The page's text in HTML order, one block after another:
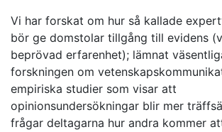
Vi har forskat om hur så kallade
bör ge domstolar tillgång till evidens
beprövad erfarenhet); lämnat
forskningen om
empiriska studier som visar att
opinionsundersökningar blir mer
frågar deltagarna hur andra kommer